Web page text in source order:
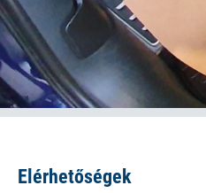
Elérhetőségek